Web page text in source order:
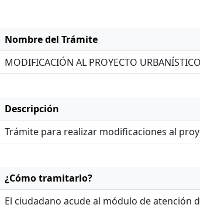
Nombre del Trámite
MODIFICACIÓN AL PROYECTO URBANÍSTICO
Descripción
Trámite para realizar modificaciones al
¿Cómo tramitarlo?
El ciudadano acude al módulo de atención